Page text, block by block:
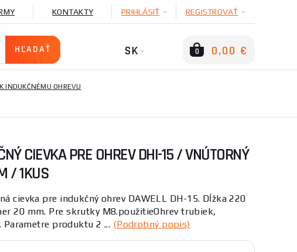
KONTAKTY PRIHLÁSIŤ REGISTROVAŤ
SK 0 0,00 €
INDUKČNÉMU OHREVU
CIEVKA PRE OHREV DHI-15 / VNÚTORNÝ
/ 1KUS
cievka pre indukčný ohrev DAWELL DH-15. Dĺžka 220
20 mm. Pre skrutky M8.použitieOhrev trubiek,
produktu 2 ... (Podrobný popis)